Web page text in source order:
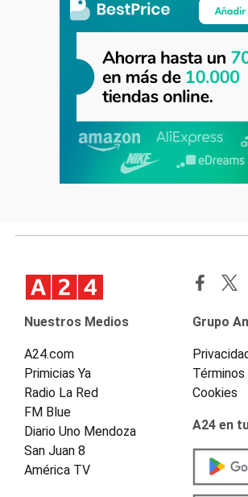
Nuestros Medios
A24.com
Primicias Ya
Radio La Red
FM Blue
Diario Uno Mendoza
San Juan 8
América TV
Grupo
Cookies
A24 en